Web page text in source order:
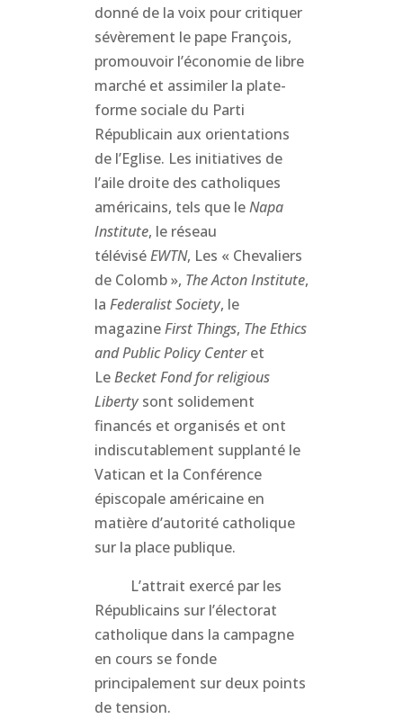
donné de la voix pour critiquer
sévèrement le pape François,
promouvoir l’économie de libre
marché et assimiler la plate-
forme sociale du Parti
Républicain aux orientations
de l’Eglise. Les initiatives de
l’aile droite des catholiques
américains, tels que leNapa
Institute, le réseau
téléviséEWTN, Les « Chevaliers
de Colomb », The Acton Institute,
la Federalist Society, le
magazineFirst Things, The Ethics
and Public Policy Centeret
LeBecket Fondfor religious
Libertysont solidement
financés et organisés et ont
indiscutablement supplanté le
Vatican et la Conférence
épiscopale américaine en
matière d’autorité catholique
sur la place publique.
L’attrait exercé par les
Républicains sur l’électorat
catholique dans la campagne
en cours se fonde
principalement sur deux points
de tension.